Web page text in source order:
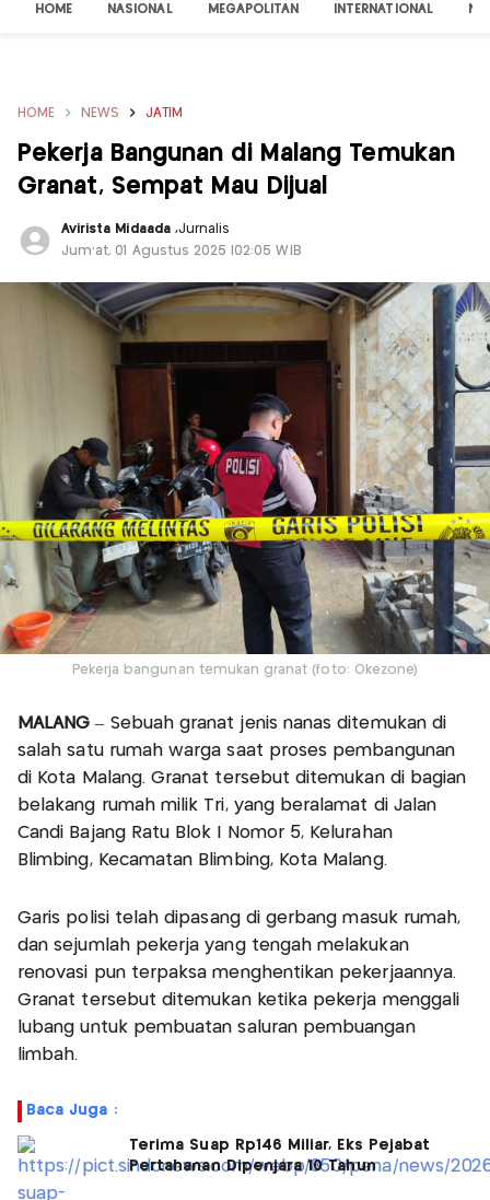
HOME NASIONAL MEGAPOLITAN INTERNATIONAL
HOME NEWS JATIM
Pekerja Bangunan di Malang Temukan
Granat, Sempat Mau Dijual
Avirista Midaada ,Jurnalis
Jum'at, 01 Agustus 2025 |02:05 WIB
Pekerja bangunan temukan granat (foto: Okezone)
MALANG– Sebuah granat jenis nanas ditemukan di
salah satu rumah warga saat proses pembangunan
di Kota Malang. Granat tersebut ditemukan di bagian
belakang rumah milik Tri, yang beralamat di Jalan
Candi Bajang Ratu Blok I Nomor 5, Kelurahan
Blimbing, Kecamatan Blimbing, Kota Malang.
Garis polisi telah dipasang di gerbang masuk rumah,
dan sejumlah pekerja yang tengah melakukan
renovasi pun terpaksa menghentikan pekerjaannya.
Granat tersebut ditemukan ketika pekerja menggali
lubang untuk pembuatan saluran pembuangan
limbah.
Baca Juga :
Terima Suap Rp146 Miliar, Eks Pejabat
Pertahanan Dipenjara 10 Tahun